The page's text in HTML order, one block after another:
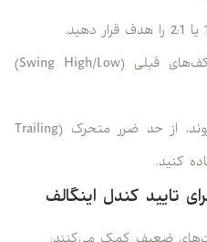
هدف را روی سقف‌ها یا کف‌های قبلی (Swing High/Low)
در صورت ادامه‌دار بودن روند، از حد ضرر متحرک (Trailing